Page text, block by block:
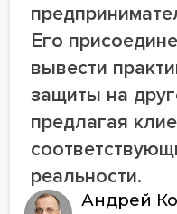
Его
вывести
защиты на
предлагая
реальности.
Андрей